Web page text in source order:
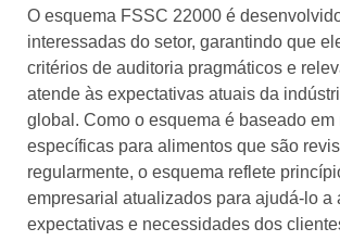
O esquema FSSC 22000 é
interessadas do setor, garantindo que
critérios de auditoria pragmáticos e
atende às expectativas atuais da
global. Como o esquema é baseado em
específicas para alimentos que são
regularmente, o esquema reflete
empresarial atualizados para ajudá-lo a
expectativas e necessidades dos